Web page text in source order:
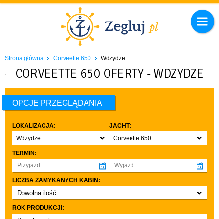
Strona główna Corveette 650 Wdzydze
CORVEETTE 650 OFERTY - WDZYDZE
OPCJE PRZEGLĄDANIA
LOKALIZACJA:
Wdzydze
JACHT:
Corveette 650
TERMIN:
LICZBA ZAMYKANYCH KABIN:
Dowolna ilość
co najmniej 1
co najmniej 2
ROK PRODUKCJI: